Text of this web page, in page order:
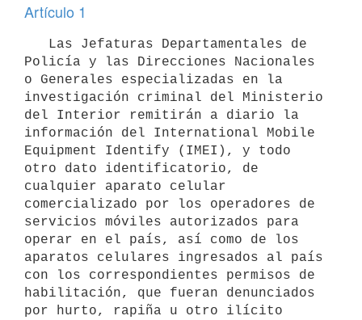
Artículo 1
Policía y las Direcciones Nacionales
o Generales especializadas en la
investigación criminal del Ministerio
del Interior remitirán a diario la
información del International Mobile
Equipment Identify (IMEI), y todo
otro dato identificatorio, de
cualquier aparato celular
comercializado por los operadores de
servicios móviles autorizados para
operar en el país, así como de los
aparatos celulares ingresados al país
con los correspondientes permisos de
habilitación, que fueran denunciados
por hurto, rapiña u otro ilícito